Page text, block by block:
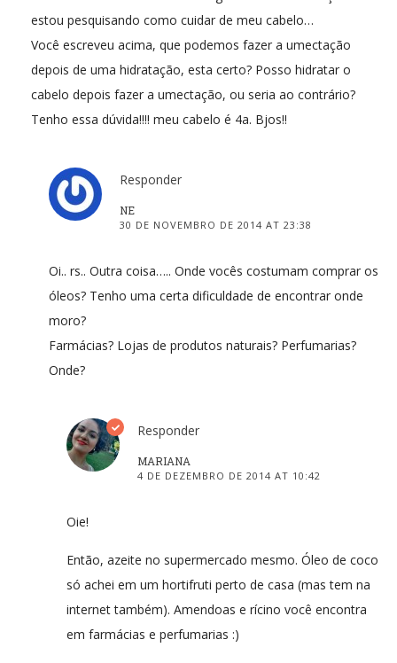
estou pesquisando como cuidar de meu cabelo…
Você escreveu acima, que podemos fazer a umectação
depois de uma hidratação, esta certo? Posso hidratar o
cabelo depois fazer a umectação, ou seria ao contrário?
Tenho essa dúvida!!!! meu cabelo é 4a. Bjos!!
Responder
NE
30 DE NOVEMBRO DE 2014 AT 23:38
Oi.. rs.. Outra coisa….. Onde vocês costumam comprar os
óleos? Tenho uma certa dificuldade de encontrar onde
moro?
Farmácias? Lojas de produtos naturais? Perfumarias?
Onde?
Responder
MARIANA
4 DE DEZEMBRO DE 2014 AT 10:42
Oie!
Então, azeite no supermercado mesmo. Óleo de coco
só achei em um hortifruti perto de casa (mas tem na
internet também). Amendoas e rícino você encontra
em farmácias e perfumarias :)